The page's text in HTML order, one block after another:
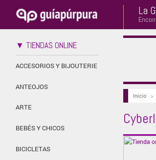
La
▼ TIENDAS ONLINE
ACCESORIOS Y BIJOUTERIE
ANTEOJOS
ARTE
BEBÉS Y CHICOS
BICICLETAS
Inicio>